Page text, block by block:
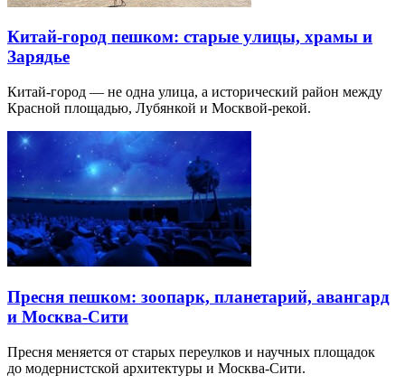
Китай-город пешком: старые улицы, храмы и
Зарядье
Китай-город — не одна улица, а исторический район между
Красной площадью, Лубянкой и Москвой-рекой.
Пресня пешком: зоопарк, планетарий, авангард
и Москва-Сити
Пресня меняется от старых переулков и научных площадок
до модернистской архитектуры и Москва-Сити.